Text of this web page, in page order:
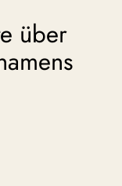
über